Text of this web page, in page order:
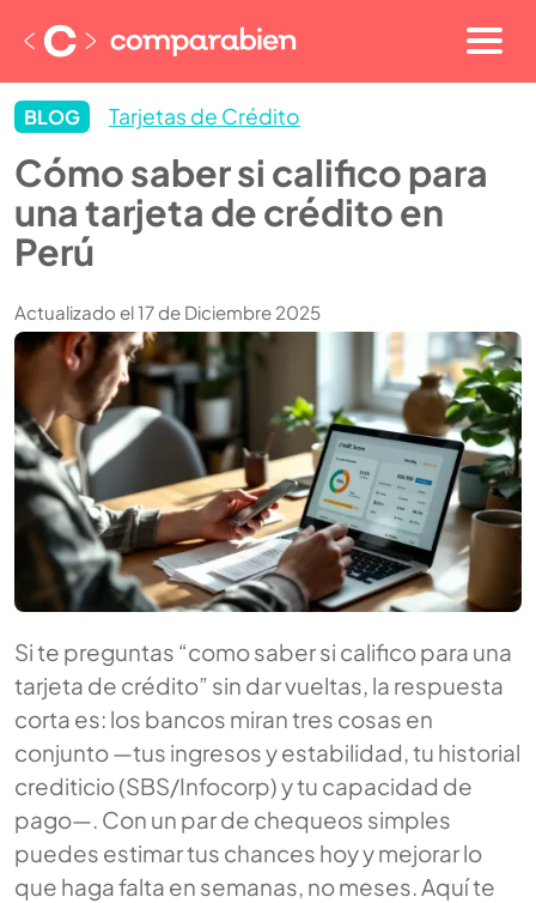
BLOG Tarjetas de Crédito
Cómo saber si califico para
una tarjeta de crédito en
Perú
Actualizado el 17 de Diciembre 2025
Si te preguntas “como saber si califico para una
tarjeta de crédito” sin dar vueltas, la respuesta
corta es: los bancos miran tres cosas en
conjunto —tus ingresos y estabilidad, tu historial
crediticio (SBS/Infocorp) y tu capacidad de
pago—. Con un par de chequeos simples
puedes estimar tus chances hoy y mejorar lo
que haga falta en semanas, no meses. Aquí te